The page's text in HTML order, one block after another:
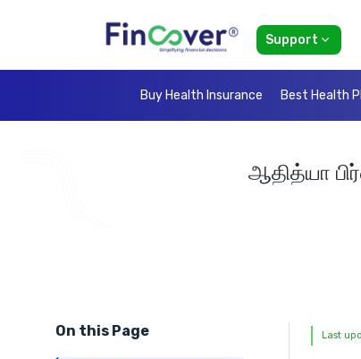
Support
Buy Health Insurance Best Health
ஆதித்யா
On this Page Last